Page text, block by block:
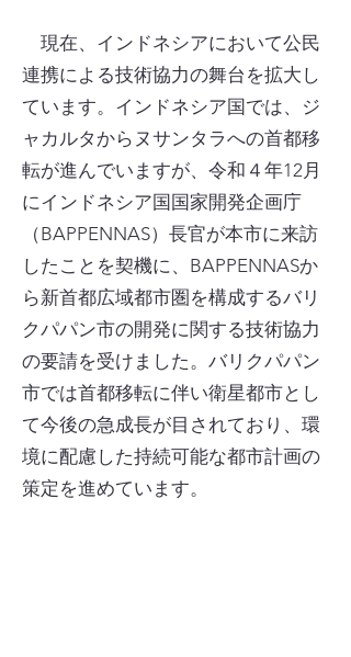
現在、インドネシアにおいて公民
連携による技術協力の舞台を拡大し
ています。インドネシア国では、ジ
ャカルタからヌサンタラへの首都移
転が進んでいますが、令和４年12月
にインドネシア国国家開発企画庁
（BAPPENNAS）長官が本市に来訪
したことを契機に、BAPPENNASか
ら新首都広域都市圏を構成するバリ
クパパン市の開発に関する技術協力
の要請を受けました。バリクパパン
市では首都移転に伴い衛星都市とし
て今後の急成長が目されており、環
境に配慮した持続可能な都市計画の
策定を進めています。